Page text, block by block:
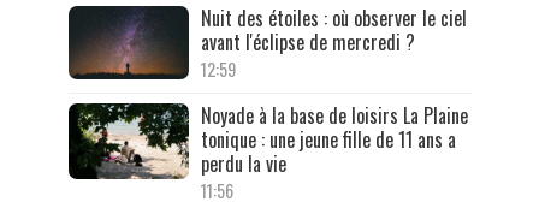
Nuit des étoiles : où observer le ciel
avant l'éclipse de mercredi ?
12:59
Noyade à la base de loisirs La Plaine
tonique : une jeune fille de 11 ans a
perdu la vie
11:56